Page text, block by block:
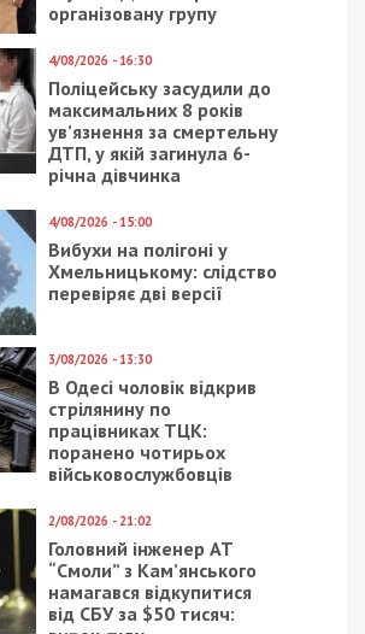
дають нам змогу
незалежними ЗМІ, а вам -
новини під ними.
до 49000 в Google News. Слідкуйте
Приєднатися
систематично
від водіїв та чоловіків,
на військовому обліку
маскував “клієнтів” під
для перевезення до